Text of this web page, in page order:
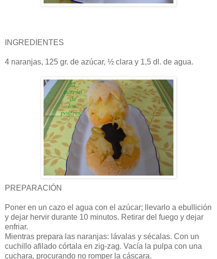
INGREDIENTES
4 naranjas, 125 gr. de azúcar, ½ clara y 1,5 dl. de agua.
PREPARACIÓN
Poner en un cazo el agua con el azúcar; llevarlo a ebullición
y dejar hervir durante 10 minutos. Retirar del fuego y dejar
enfriar.
Mientras prepara las naranjas: lávalas y sécalas. Con un
cuchillo afilado córtala en zig-zag. Vacía la pulpa con una
cuchara, procurando no romper la cáscara.